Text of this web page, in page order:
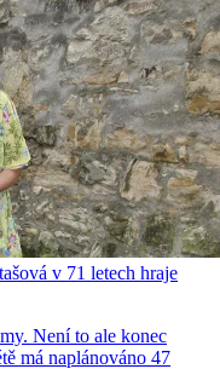
v 71 letech hraje
Není to ale konec
má naplánováno 47